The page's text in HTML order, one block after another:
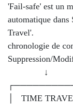
'Fail-safe' est un
automatique
Travel'.
chronologie de
Suppression/
↓
│ TIME